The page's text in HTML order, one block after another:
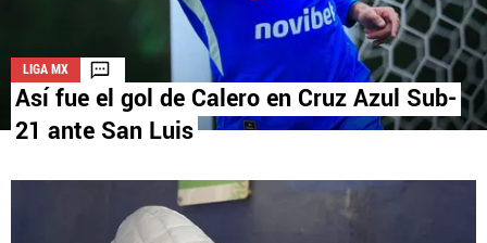
LIGA MX
Así fue el gol de Calero en Cruz Azul Sub-
21 ante San Luis